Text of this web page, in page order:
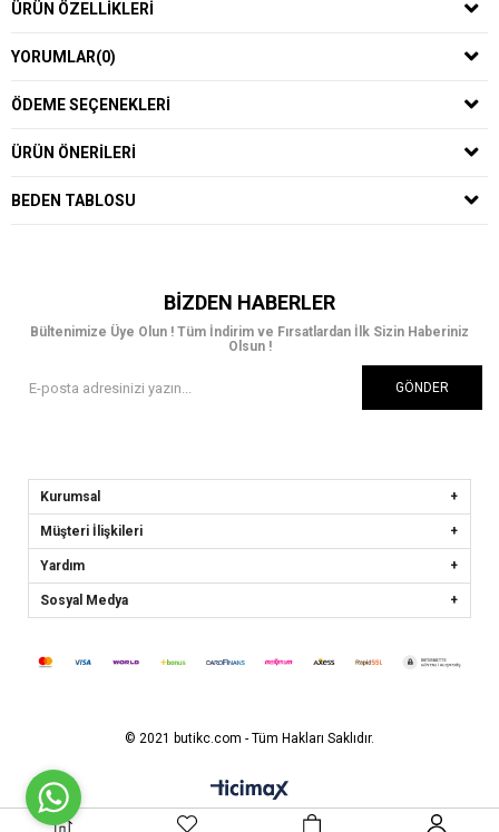
ÜRÜN ÖZELLIKLERI
YORUMLAR(0)
ÖDEME SEÇENEKLERI
ÜRÜN ÖNERILERI
BEDEN TABLOSU
BIZDEN HABERLER
Bültenimize Üye Olun ! Tüm İndirim ve Fırsatlardan İlk Sizin Haberiniz
Olsun !
GÖNDER
Kurumsal
Müşteri İlişkileri
Yardım
Sosyal Medya
© 2021 butikc.com - Tüm Hakları Saklıdır.